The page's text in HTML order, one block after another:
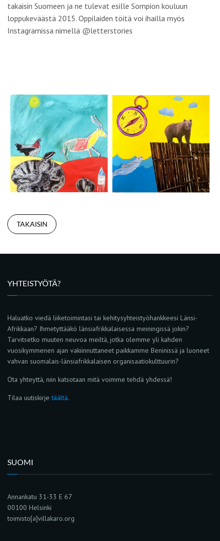
takaisin Suomeen ja ne tulevat esille Sompion kouluun
loppukeväästä 2015. Oppilaiden töitä voi ihailla myös
Instagramissa nimellä @letterstories
TAKAISIN
YHTEISTYÖTÄ?
Haluatko viedä liiketoimintasi tai kehitysyhteistyöhankkeesi Länsi-
Afrikkaan? Ihmetyttääkö länsiafrikkalaisessa meiningissä jokin?
Tarvitsetko muuten neuvoa meiltä, jotka olemme yli kahden
vuosikymmenen ajan vakiinnuttaneet paikkamme Beninissä ja luoneet
vahvan suomalais-länsiafrikkalaisen organisaatiokulttuurin?
Ota yhteyttä, niin katsotaan mitä voimme tehdä yhdessä!
Tilaa uutiskirjetäältä.
SUOMI
Annankatu 31-33 E 67
00100 Helsinki
toimisto[a]villakaro.org